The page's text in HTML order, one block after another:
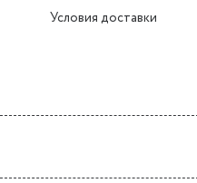
Условия доставки